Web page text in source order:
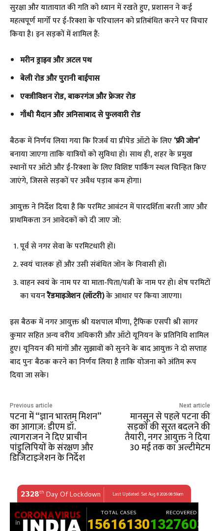
​सुरक्षा और यातायात की गति को ध्यान में रखते हुए, प्रशासन ने कई
महत्वपूर्ण मार्गों पर ई-रिक्शा के परिचालन को प्रतिबंधित करने पर विचार
किया है। इन सड़कों में शामिल हैं:
मरीन ड्राइव और अटल पथ
बेली रोड और पुरानी बाईपास
एक्जीविशन रोड, बाकरगंज और फ्रेजर रोड
गाँधी मैदान और अनिसाबाद से फुलवारी रोड
​बैठक में निर्णय लिया गया कि रिजर्व या प्रीपेड ऑटो के लिए‘फ्री जोन’
बनाया जाएगा ताकि यात्रियों को सुविधा हो। साथ ही, शहर के प्रमुख
स्थानों पर ऑटो और ई-रिक्शा के लिए विशिष्ट पार्किंग स्थल चिन्हित किए
जाएंगे, जिससे सड़कों पर अवैध पड़ाव कम होगा।
​आयुक्त ने निर्देश दिया है कि परमिट आवंटन में पारदर्शिता बरती जाए और
प्राथमिकता उन आवेदकों को दी जाए जो:
​पूर्व से नगर सेवा के परमिटधारी हों।
​स्वयं चालक हों और उसी संबंधित जोन के निवासी हों।
​वाहन स्वयं के नाम पर या माता-पिता/पत्नी के नाम पर हो। शेष परमिटों
का चयनरैंडमाइजेशन (लॉटरी)के आधार पर किया जाएगा।
​इस बैठक में नगर आयुक्त श्री यशपाल मीणा, ट्रैफिक एसपी श्री सागर
कुमार सहित अन्य वरीय अधिकारी और ऑटो यूनियन के प्रतिनिधि शामिल
हुए। यूनियन की मांगों और सुझावों को सुनने के बाद आयुक्त ने दो सप्ताह
बाद पुनः बैठक करने का निर्णय लिया है ताकि योजना को अंतिम रूप
दिया जा सके।
Previous article
पटना में “ज्ञान भारतम् मिशन”
का आगाज़: डीएम डॉ.
त्यागराजन ने दिए प्राचीन
पांडुलिपियों के संरक्षण और
डिजिटाइजेशन के निर्देश
Next article
मानसून से पहले पटना की
सड़कों की सूरत बदलने की
तैयारी, नगर आयुक्त ने दिया
30 मई तक का अल्टीमेटम